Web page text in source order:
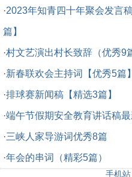
·2023年知青四十年聚会发言
篇】
·村文艺演出村长致辞（优秀9
·新春联欢会主持词【优秀5篇】
·排球赛新闻稿【精选3篇】
·端午节假期安全教育讲话稿
·三峡人家导游词优秀8篇
·年会的串词（精彩5篇）
手机站